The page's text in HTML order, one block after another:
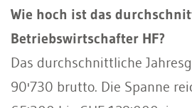
Wie hoch ist das
Betriebswirtschafter HF?
Das durchschnittliche
90'730 brutto. Die Spanne